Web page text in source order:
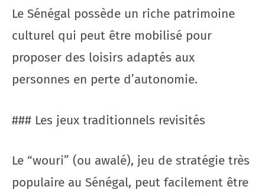
Le Sénégal possède un riche patrimoine
culturel qui peut être mobilisé pour
proposer des loisirs adaptés aux
personnes en perte d’autonomie.
### Les jeux traditionnels revisités
Le “wouri” (ou awalé), jeu de stratégie très
populaire au Sénégal, peut facilement être